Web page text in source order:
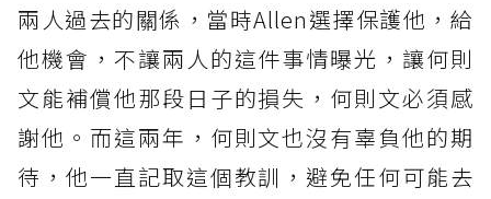
兩人過去的關係，當時Allen選擇保護他，給
他機會，不讓兩人的這件事情曝光，讓何則
文能補償他那段日子的損失，何則文必須感
謝他。而這兩年，何則文也沒有辜負他的期
待，他一直記取這個教訓，避免任何可能去